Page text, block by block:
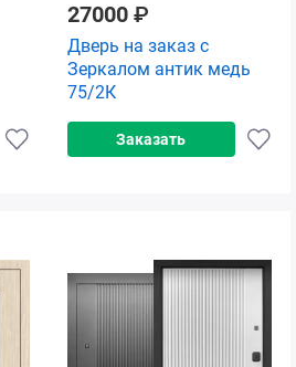
27000 ₽
Дверь на заказ с
Зеркалом антик медь
75/2К
Заказать